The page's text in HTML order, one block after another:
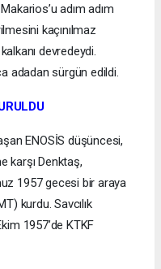
adım adım
kaçınılmaz
devredeydi.
adadan sürgün edildi.
ENOSİS düşüncesi,
karşı Denktaş,
1957 gecesi bir araya
kurdu. Savcılık
1957’de KTKF